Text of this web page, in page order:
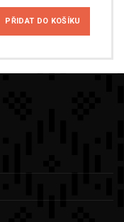
PŘIDAT DO KOŠÍKU